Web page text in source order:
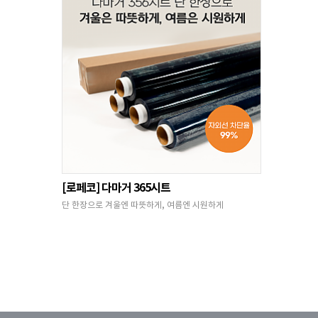
[로페코] 다마거 365시트
단 한장으로 겨울엔 따뜻하게, 여름엔 시원하게